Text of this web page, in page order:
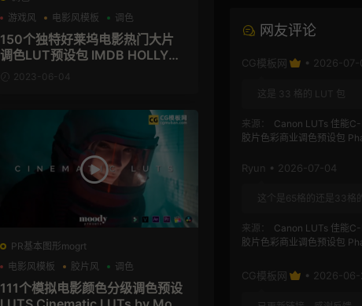
游戏风
电影风模板 调色
150个独特好莱坞电影热门大片
调色LUT预设包 IMDB HOLLYW
OOD MOVIE LUTS
2023-06-04
PR基本图形mogrt
电影风模板
胶片风 调色
111个模拟电影颜色分级调色预设
网友评论
CG模板网 • 2026-07-
这是 33 格的 LUT 包
来源：
Canon LUTs 佳能
胶片色彩商业调色预设包
Ryun • 2026-07-04
这个是65格的还是33格
来源：
Canon LUTs 佳能
胶片色彩商业调色预设包
CG模板网 • 2026-06-